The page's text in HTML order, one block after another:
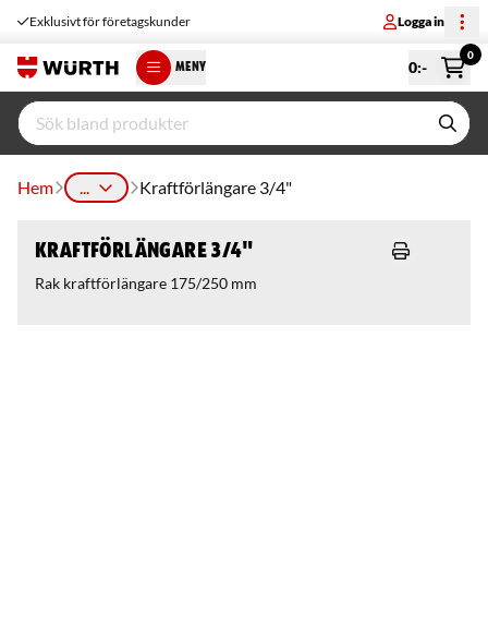
Exklusivt för företagskunder Logga in
MENY 0:-
0
Hem ... Kraftförlängare 3/4"
Kraftförlängare 3/4"
Rak kraftförlängare 175/250 mm